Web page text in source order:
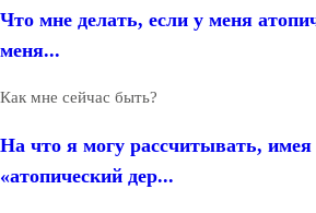
Что мне делать, если у меня
меня...
Как мне сейчас быть?
На что я могу рассчитывать, имея
«атопический дер...